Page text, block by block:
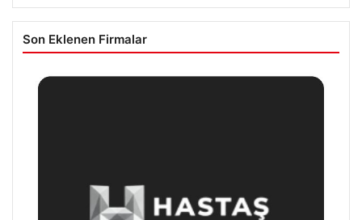
Son Eklenen Firmalar